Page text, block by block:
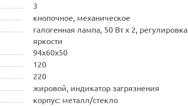
3
кнопочное, механическое
галогенная лампа, 50 Вт х 2, регулировка
яркости
94х60х50
120
220
жировой, индикатор загрязнения
корпус: металл/стекло